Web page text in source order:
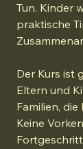
Tun. Kinder
praktische
Der Kurs ist
Eltern und
Familien,
Keine